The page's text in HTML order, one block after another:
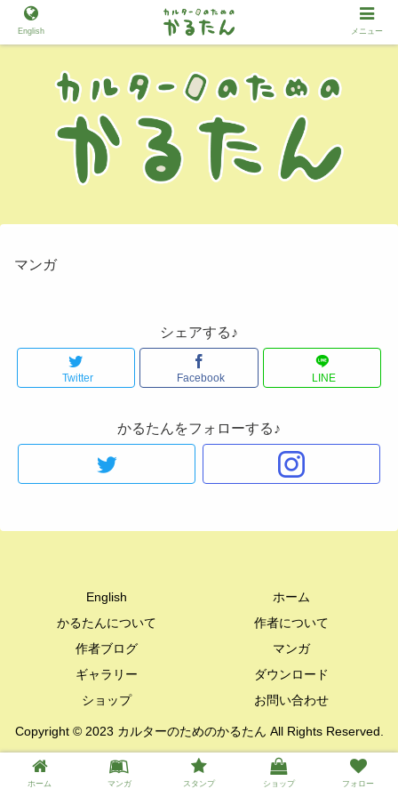
マンガ
シェアする♪
Twitter Facebook LINE
かるたんをフォローする♪
English
ホーム
かるたんについて
作者について
作者ブログ
マンガ
ギャラリー
ダウンロード
ショップ
お問い合わせ
Copyright © 2023 カルターのためのかるたん All Rights Reserved.
English メニュー
ホーム マンガ スタンプ ショップ フォロー